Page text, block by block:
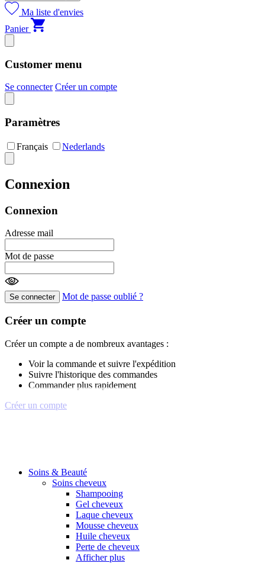
Ma liste d'envies
Panier
Customer menu
Se connecter Créer un compte
Paramètres
Français Nederlands
Connexion
Connexion
Adresse mail
Mot de passe
Se connecter Mot de passe oublié ?
Créer un compte
Créer un compte a de nombreux avantages :
Voir la commande et suivre l'expédition
Suivre l'historique des commandes
Commander plus rapidement
Créer un compte
Soins & Beauté
Soins cheveux
Shampooing
Gel cheveux
Laque cheveux
Mousse cheveux
Huile cheveux
Perte de cheveux
Afficher plus